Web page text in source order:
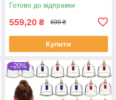
Готово до відправки
559,20 ₴ 699 ₴
Купити
–20%